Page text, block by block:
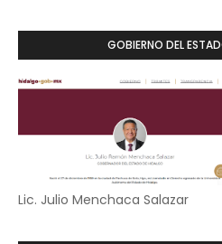
GOBIERNO DEL
Lic. Julio Menchaca Salazar